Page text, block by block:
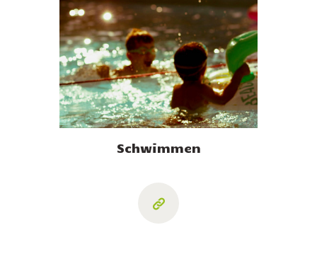
Schwimmen